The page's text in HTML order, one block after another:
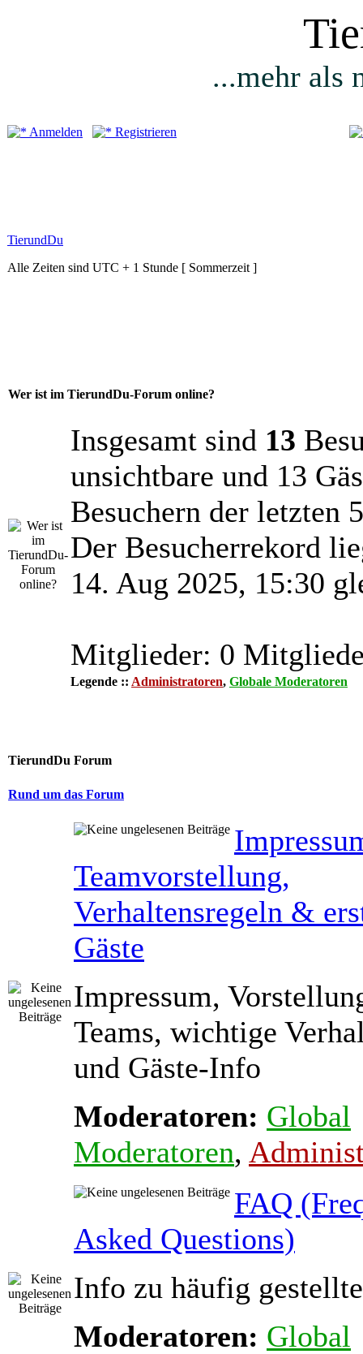
...mehr als
Anmelden Registrieren
TierundDu
Alle Zeiten sind UTC + 1 Stunde [ Sommerzeit ]
Wer ist im TierundDu-Forum online?
Insgesamt sind 13
unsichtbare und 13
Besuchern der letzten
Der Besucherrekord
14. Aug 2025, 15:30
Mitglieder: 0
Legende :: Administratoren, Globale Moderatoren
TierundDu Forum
Rund um das Forum
Teamvorstellung,
Verhaltensregeln &
Gäste
Impressum,
Teams, wichtige
und Gäste-Info
Moderatoren: Global
Moderatoren,
FAQ
Asked Questions)
Info zu häufig
Moderatoren: Global